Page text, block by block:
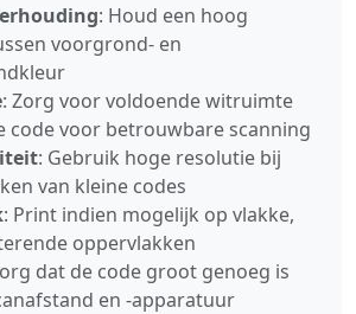
: Houd een hoog
voorgrond‑ en
: Zorg voor voldoende witruimte
code voor betrouwbare scanning
: Gebruik hoge resolutie bij
van kleine codes
: Print indien mogelijk op vlakke,
oppervlakken
dat de code groot genoeg is
en -apparatuur